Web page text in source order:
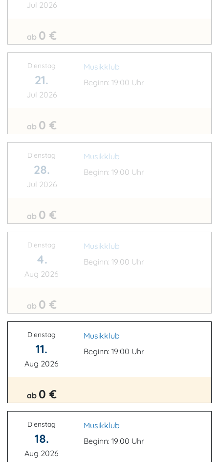
Jul 2026
ab 0 €
Dienstag
21.
Jul 2026
Musikklub
Beginn: 19:00 Uhr
ab 0 €
Dienstag
28.
Jul 2026
Musikklub
Beginn: 19:00 Uhr
ab 0 €
Dienstag
4.
Aug 2026
Musikklub
Beginn: 19:00 Uhr
ab 0 €
Dienstag
11.
Aug 2026
Musikklub
Beginn: 19:00 Uhr
ab 0 €
Dienstag
18.
Aug 2026
Musikklub
Beginn: 19:00 Uhr